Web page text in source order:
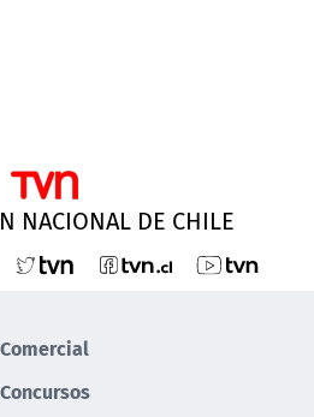
NACIONAL DE CHILE
Comercial
Concursos